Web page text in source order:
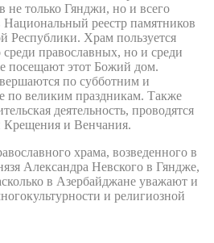
не только Гянджи, но и всего
реестр памятников
Республики. Храм пользуется
православных, но и среди
посещают этот Божий дом.
по субботним и
по великим праздникам. Также
деятельность, проводятся
Крещения и Венчания.
храма, возведенного в
Александра Невского в Гяндже,
в Азербайджане уважают и
и религиозной